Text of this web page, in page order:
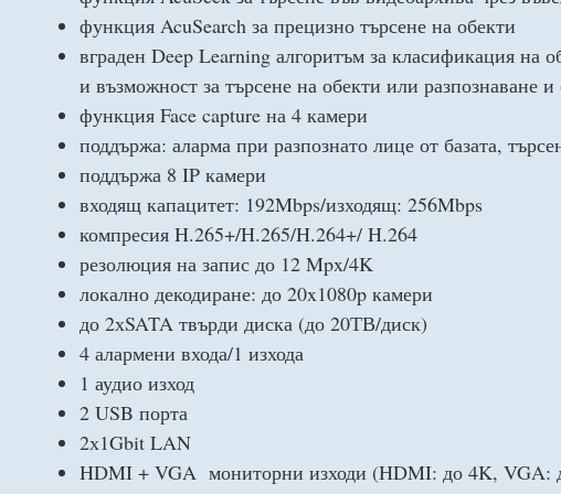
функция AcuSearch за прецизно търсене на обекти
вграден Deep Learning алгоритъм за класификация
и възможност за търсене на обекти или разпознаване
функция Face capture на 4 камери
поддържа: аларма при разпознато лице от базата,
поддържа 8 IP камери
входящ капацитет: 192Mbps/изходящ: 256Mbps
компресия H.265+/H.265/H.264+/ H.264
резолюция на запис до 12 Mpx/4K
локално декодиране: до 20x1080p камери
до 2хSATA твърди диска (до 20ТВ/диск)
4 алармени входа/1 изхода
1 аудио изход
2 USB порта
2х1Gbit LAN
HDMI + VGA мониторни изходи (HDMI: до 4K, VGA: